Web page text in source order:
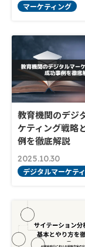
マーケティング
教育機関のデジ
ケティング戦略
例を徹底解説
2025.10.30
デジタルマーケテ